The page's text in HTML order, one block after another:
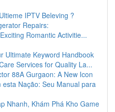
IPTV Beleving ?
Repairs:
Romantic Activitie...
Ultimate Keyword Handbook
Services for Quality La...
88A Gurgaon: A New Icon
Nação: Seu Manual para
Nhanh, Khám Phá Kho Game